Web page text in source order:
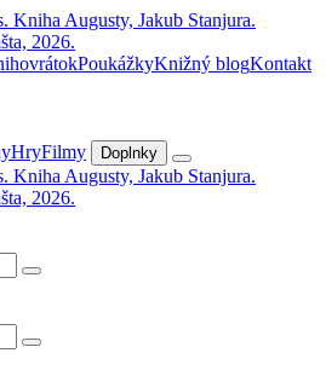
PoukážkyKnižný blogKontakt
HryFilmy Doplnky